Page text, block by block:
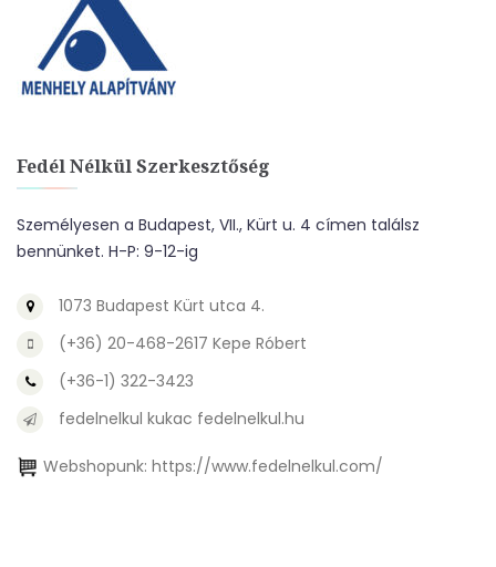
Fedél Nélkül Szerkesztőség
Személyesen a Budapest, VII., Kürt u. 4 címen találsz
bennünket. H-P: 9-12-ig
1073 Budapest Kürt utca 4.
(+36) 20-468-2617 Kepe Róbert
(+36-1) 322-3423
fedelnelkul kukac fedelnelkul.hu
Webshopunk: https://www.fedelnelkul.com/